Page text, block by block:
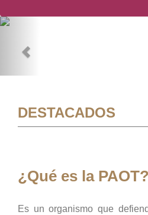
DESTACADOS
¿Qué es la PAOT?
Es un organismo que